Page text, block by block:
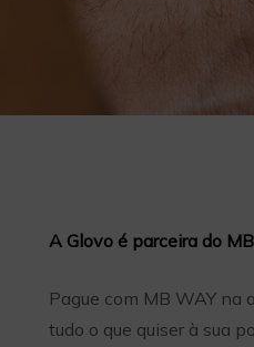
A Glovo é parceira do
Pague com MB WAY na
tudo o que quiser à sua